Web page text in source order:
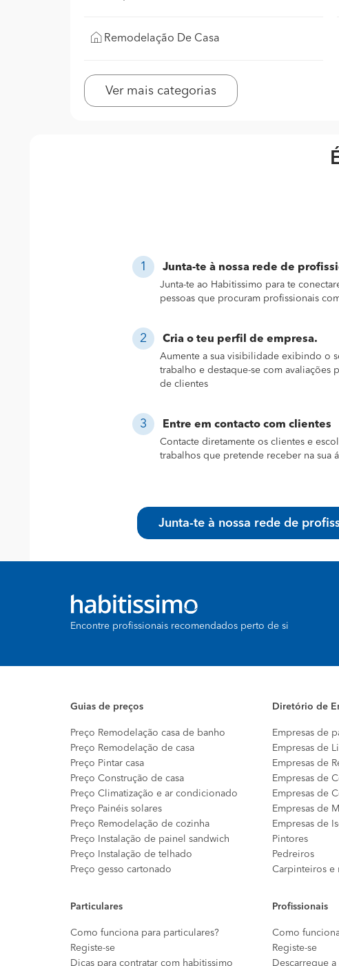
Remodelação De Casa
Ver mais categorias
Junta-te à nossa rede de
Junta-te ao Habitissimo para te
pessoas que procuram profissionais
Cria o teu perfil de empresa.
Aumente a sua visibilidade exibindo o
trabalho e destaque-se com avaliações
de clientes
Entre em contacto com clientes
Contacte diretamente os clientes e
trabalhos que pretende receber na sua
Junta-te à nossa rede de
Encontre profissionais recomendados perto de si
Guias de preços
Preço Remodelação casa de banho
Preço Remodelação de casa
Preço Pintar casa
Preço Construção de casa
Preço Climatização e ar condicionado
Preço Painéis solares
Preço Remodelação de cozinha
Preço Instalação de painel sandwich
Preço Instalação de telhado
Preço gesso cartonado
Diretório de
Empresas de
Empresas de
Empresas de
Empresas de
Empresas de
Empresas de
Empresas de
Pintores
Pedreiros
Carpinteiros e
Particulares
Como funciona para particulares?
Registe-se
Dicas para contratar com habitissimo
Profissionais
Como
Registe-se
Descarregue a